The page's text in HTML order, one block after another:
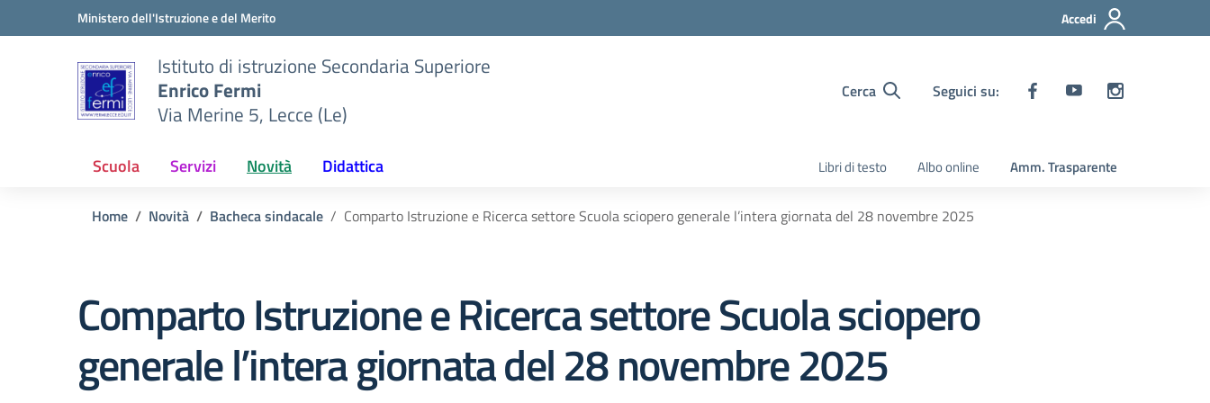
Vai ai contenuti
Vai al menu di navigazioneMinistero dell'Istruzione e del Merito Accedi
Istituto di istruzione Secondaria Superiore
Enrico Fermi
Via Merine 5, Lecce (Le)
Cerca Seguici su:
Scuola Servizi Novità Didattica Libri di testo Albo online Amm. Trasparente
Home Novità Bacheca sindacale Comparto Istruzione e Ricerca settore Scuola sciopero generale l’intera giornata del 28 novembre 2025
Comparto Istruzione e Ricerca settore Scuola sciopero
generale l’intera giornata del 28 novembre 2025